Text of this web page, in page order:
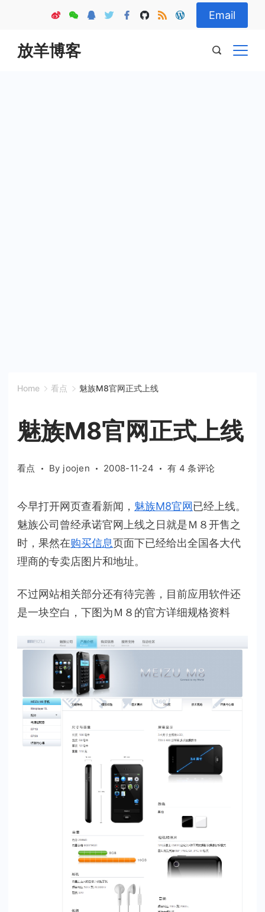
content
Email
放羊博客
Home 看点 魅族M8官网正式上线
魅族M8官网正式上线
看点 By joojen 2008-11-24
魅
M8
官
网
正
线
有 4 条评论
今早打开网页查看新闻， 魅族M8官网已经上线。
魅族公司曾经承诺官网上线之日就是Ｍ８开售之
时，果然在购买信息页面下已经给出全国各大代
理商的专卖店图片和地址。
不过网站相关部分还有待完善，目前应用软件还
是一块空白，下图为Ｍ８的官方详细规格资料